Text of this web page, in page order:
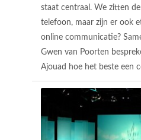
staat centraal. We zitten
telefoon, maar zijn er ook
online communicatie?
Gwen van Poorten
Ajouad hoe het beste een